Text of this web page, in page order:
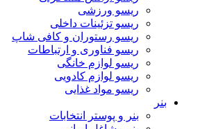
ریسو ورزشی
ریسو تزئینات داخلی
ریسو رستوران و کافی شاپ
ریسو فناوری و ارتباطات
ریسو لوازم خانگی
ریسو لوازم کادویی
ریسو مواد غذایی
بنر
بنر و پوستر انتخابات